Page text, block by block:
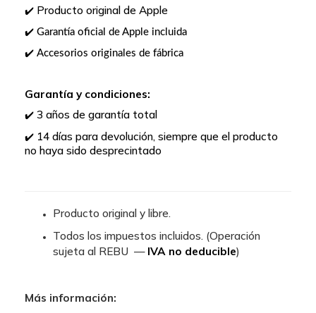
✔️ Producto original de Apple
✔️ Garantía oficial de Apple incluida
✔️ Accesorios originales de fábrica
Garantía y condiciones:
✔️ 3 años de garantía total
✔️ 14 días para devolución, siempre que el producto
no haya sido desprecintado
Producto original y libre.
Todos los impuestos incluidos. (Operación
sujeta al REBU  — IVA no deducible)
Más información: